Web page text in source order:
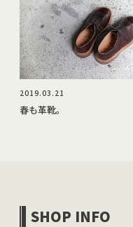
2019.03.21
春も革靴。
SHOP INFO